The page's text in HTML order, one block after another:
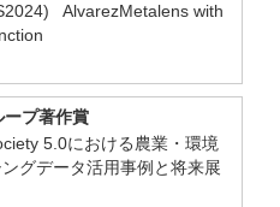
AlvarezMetalens with
プ著作賞
5.0における農業・環境
グデータ活用事例と将来展